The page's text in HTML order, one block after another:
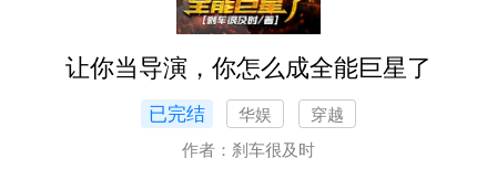
让你当导演，你怎么成全能巨星了
已完结 华娱
穿越
作者： 刹车很及时